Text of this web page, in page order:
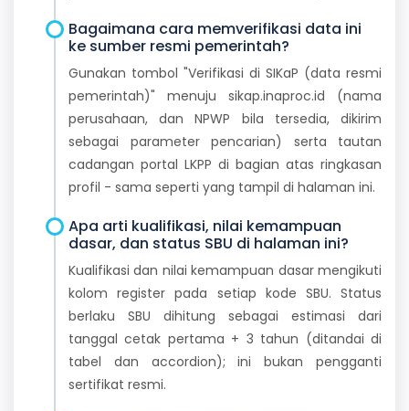
Bagaimana cara memverifikasi data ini
ke sumber resmi pemerintah?
Gunakan tombol "Verifikasi di SIKaP (data resmi
pemerintah)" menuju sikap.inaproc.id (nama
perusahaan, dan NPWP bila tersedia, dikirim
sebagai parameter pencarian) serta tautan
cadangan portal LKPP di bagian atas ringkasan
profil - sama seperti yang tampil di halaman ini.
Apa arti kualifikasi, nilai kemampuan
dasar, dan status SBU di halaman ini?
Kualifikasi dan nilai kemampuan dasar mengikuti
kolom register pada setiap kode SBU. Status
berlaku SBU dihitung sebagai estimasi dari
tanggal cetak pertama + 3 tahun (ditandai di
tabel dan accordion); ini bukan pengganti
sertifikat resmi.